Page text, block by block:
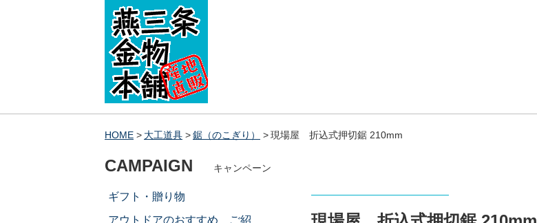
HOME 大工道具 鋸（のこぎり） 現場屋 折込式押切鋸 210mm
CAMPAIGN キャンペーン
ギフト・贈り物
アウトドアのおすすめ ご紹